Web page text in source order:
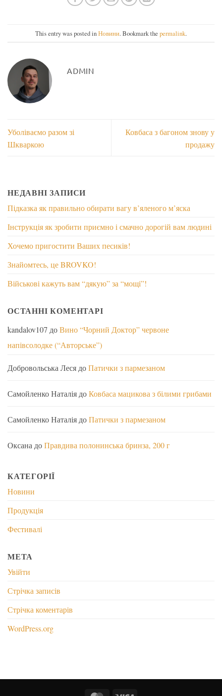
This entry was posted inНовини. Bookmark the permalink.
ADMIN
Уболіваємо разом зі
Шкваркою
Ковбаса з багоном знову у
продажу
НЕДАВНІ ЗАПИСИ
Підказка як правильно обирати вагу в’яленого м’яска
Інструкція як зробити приємно і смачно дорогій вам людині
Хочемо пригостити Ваших песиків!
Знайомтесь, це BROVKO!
Військові кажуть вам “дякую” за “мощі”!
ОСТАННІ КОМЕНТАРІ
kandalov107 доВино “Чорний Доктор” червоне
напівсолодке (“Авторське”)
Добровольська Леся доПатички з пармезаном
Самойленко Наталія доКовбаса мацикова з білими грибами
Самойленко Наталія доПатички з пармезаном
Оксана доПравдива полонинська бринза, 200 г
КАТЕГОРІЇ
Новини
Продукція
Фестивалі
МЕТА
Увійти
Стрічка записів
Стрічка коментарів
WordPress.org